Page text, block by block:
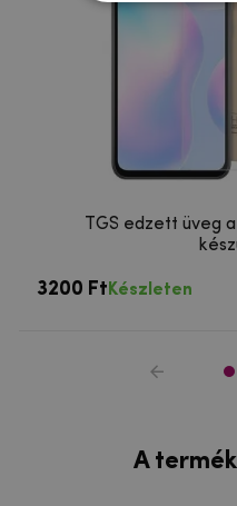
TGS edzett üveg
3200 Ft Készleten
A